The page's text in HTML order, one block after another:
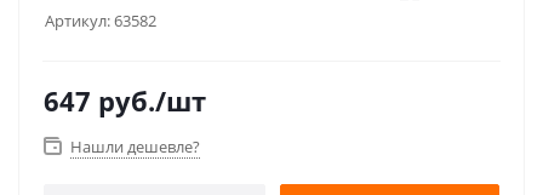
Артикул:63582
647 руб./шт
Нашли дешевле?